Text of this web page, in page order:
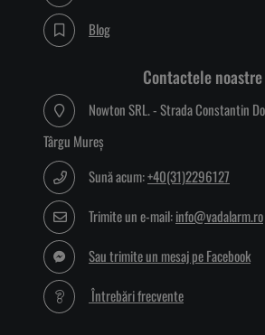
Blog
Contactele noastre
Nowton SRL. - Strada Constantin
Târgu Mureș
Sună acum:+40(31)2296127
Trimite un e-mail:info@vadalarm.ro
Sau trimite un mesaj pe Facebook
Întrebări frecvente